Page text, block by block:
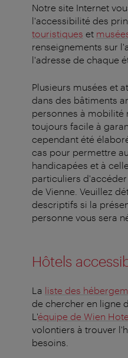
Notre site Internet
l'accessibilité des
touristiques et
renseignements sur
l'adresse de chaque
Plusieurs musées et
dans des bâtiments
personnes à mobilité
toujours facile à
cependant été
cas pour permettre
handicapées et à
particuliers
de Vienne. Veuillez
descriptifs si la
personne vous sera
Hôtels
La liste des
de chercher en ligne
L'équipe de Wien
volontiers à trouver
besoins.